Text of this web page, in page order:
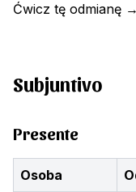
Ćwicz tę odmianę →
Subjuntivo
Presente
Osoba